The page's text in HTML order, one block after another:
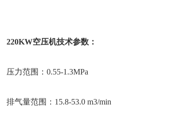
220KW空压机技术参数：
压力范围：0.55-1.3MPa
排气量范围：15.8-53.0 m3/min